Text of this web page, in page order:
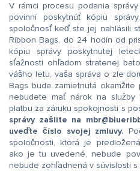
V rámci procesu podania
povinní poskytnúť kópiu
spoločnosť keď ste jej nahlásili
Ribbon Bags, do 24 hodín od
kópiu správy poskytnutej
sťažnosti ohľadom stratenej
vášho letu, vaša správa o zle
Bags bude zamietnutá
nebudete mať nárok na služby
platbu za záruku spokojnosti s
správy zašlite na
uveďte číslo svojej zmluvy.
spoločnosti, ktorá je
ako je tu uvedené, nebude
nebude zohľadnená v súvislosti